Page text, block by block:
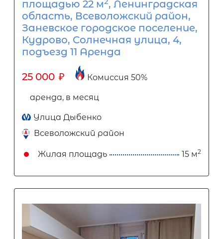
площадью 22 м , Ленинградская
область, Всеволожский район,
Заневское городское поселение,
Кудрово, Солнечная улица, 4,
подъезд 11 Аренда
25 000 ₽ Комиссия 50%
аренда, в месяц
Улица Дыбенко
Всеволожский район
Жилая площадь 15 м2